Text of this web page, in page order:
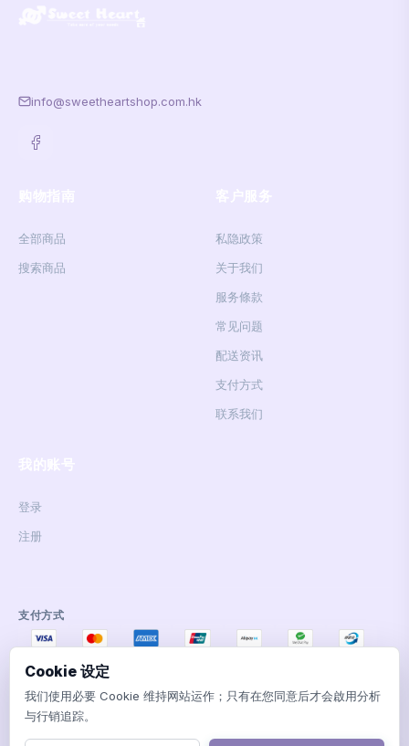
info@sweetheartshop.com.hk
全部商品
搜索商品
私隐政策
关于我们
服务條款
常见问题
配送资讯
支付方式
联系我们
登录
注册
支付方式
© 2026 Sweet Heart Shop. All rights reserved.
铜锣湾谢菲道509号银座商場地庫31号鋪
Cookie 设定
我们使用必要 Cookie 维持网站运作；只有在您同意后才会啟用分析
与行销追踪。